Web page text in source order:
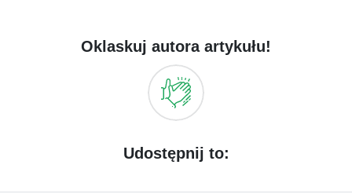
Oklaskuj autora artykułu!
Udostępnij to: